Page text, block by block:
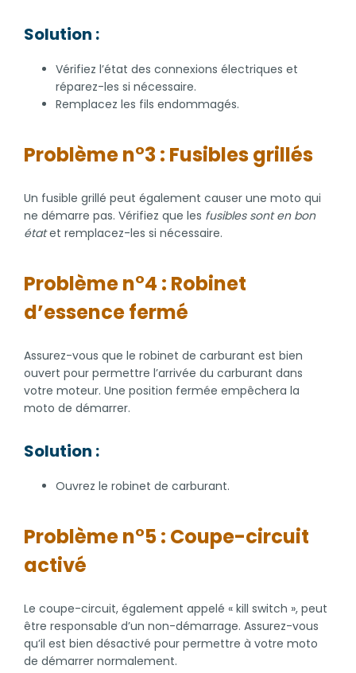
Solution :
Vérifiez l’état des connexions électriques et
réparez-les si nécessaire.
Remplacez les fils endommagés.
Problème n°3 : Fusibles grillés
Un fusible grillé peut également causer une moto qui
ne démarre pas. Vérifiez que les fusibles sont en bon
étatet remplacez-les si nécessaire.
Problème n°4 : Robinet
d’essence fermé
Assurez-vous que le robinet de carburant est bien
ouvert pour permettre l’arrivée du carburant dans
votre moteur. Une position fermée empêchera la
moto de démarrer.
Solution :
Ouvrez le robinet de carburant.
Problème n°5 : Coupe-circuit
activé
Le coupe-circuit, également appelé « kill switch », peut
être responsable d’un non-démarrage. Assurez-vous
qu’il est bien désactivé pour permettre à votre moto
de démarrer normalement.